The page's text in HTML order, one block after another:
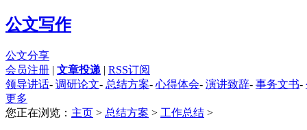
公文写作
公文分享
会员注册 | 文章投递 | RSS订阅
领导讲话- 调研论文- 总结方案- 心得体会- 演讲致辞- 事务文书-
更多
您正在浏览： 主页 > 总结方案 > 工作总结 >